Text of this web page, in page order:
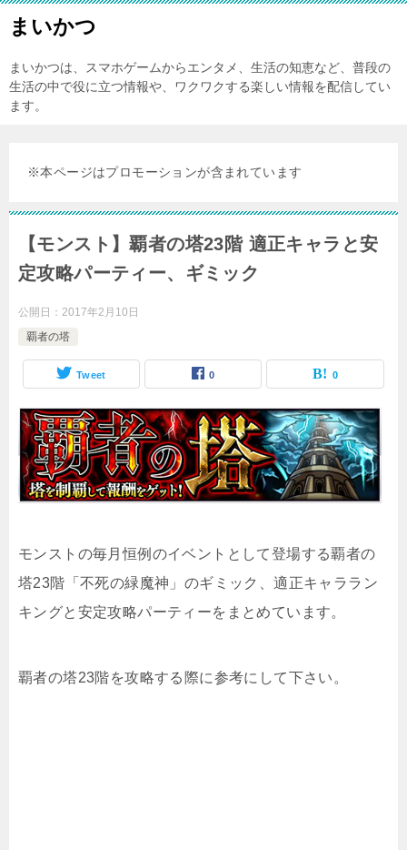
まいかつ
まいかつは、スマホゲームからエンタメ、生活の知恵など、普段の
生活の中で役に立つ情報や、ワクワクする楽しい情報を配信してい
ます。
※本ページはプロモーションが含まれています
【モンスト】覇者の塔23階 適正キャラと安
定攻略パーティー、ギミック
公開日： 2017年2月10日
覇者の塔
Tweet 0 0
モンストの毎月恒例のイベントとして登場する覇者の
塔23階「不死の緑魔神」のギミック、適正キャララン
キングと安定攻略パーティーをまとめています。
覇者の塔23階を攻略する際に参考にして下さい。